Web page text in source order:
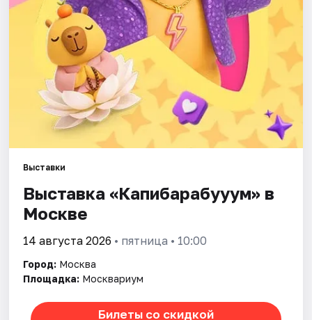
Рейтинги
Выставки
Выставка «Капибарабууум» в
Москве
14 августа 2026 • пятница • 10:00
Город: Москва
Площадка: Москвариум
Билеты со скидкой